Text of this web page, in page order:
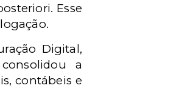
Esse
Digital,
a
contábeis e